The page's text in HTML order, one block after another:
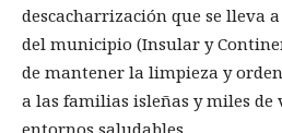
descacharrización que se lleva
del municipio (Insular y
de mantener la limpieza y
a las familias isleñas y miles de